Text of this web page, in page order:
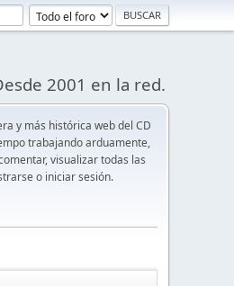
2001 en la red.
y más histórica web del CD
trabajando arduamente,
visualizar todas las
o iniciar sesión.